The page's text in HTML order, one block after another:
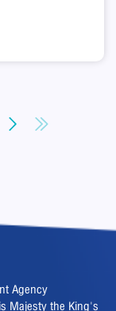
Agency
Majesty the King's